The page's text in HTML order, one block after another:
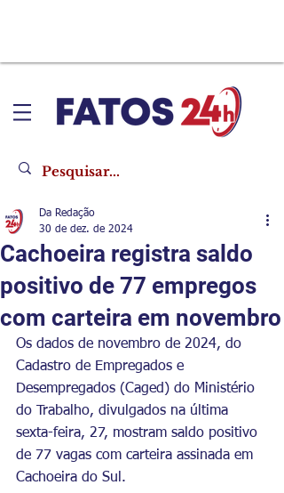
Cachoeira registra saldo
positivo de 77 empregos
com carteira em novembro
Da Redação
30 de dez. de 2024
Os dados de novembro de 2024, do
Cadastro de Empregados e
Desempregados (Caged) do Ministério
do Trabalho, divulgados na última
sexta-feira, 27, mostram saldo positivo
de 77 vagas com carteira assinada em
Cachoeira do Sul.